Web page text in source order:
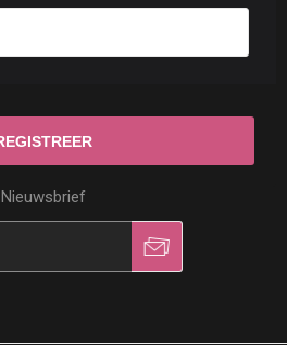
Nieuwsbrief